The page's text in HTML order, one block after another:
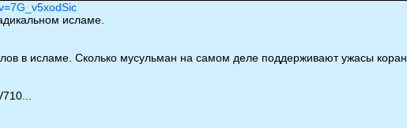
исламе.
в исламе. Сколько мусульман на самом деле поддерживают ужасы